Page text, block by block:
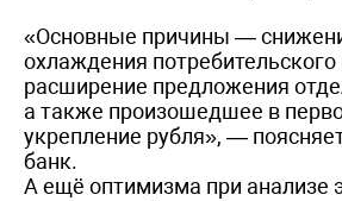
«Основные причины —
охлаждения
расширение предложения
а также произошедшее в
укрепление рубля», —
банк.
А ещё оптимизма при анализе